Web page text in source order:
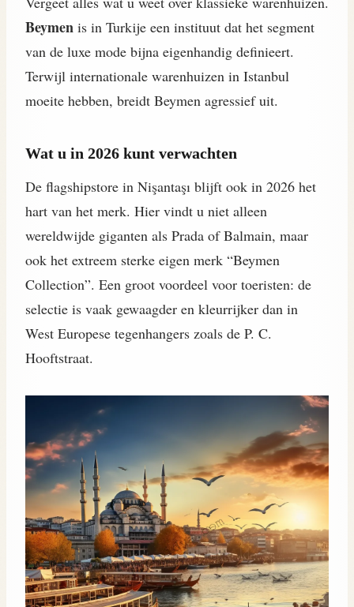
Beymen is in Turkije een instituut dat het segment
van de luxe mode bijna eigenhandig definieert.
Terwijl internationale warenhuizen in Istanbul
moeite hebben, breidt Beymen agressief uit.
Wat u in 2026 kunt verwachten
De flagshipstore in Nişantaşı blijft ook in 2026 het
hart van het merk. Hier vindt u niet alleen
wereldwijde giganten als Prada of Balmain, maar
ook het extreem sterke eigen merk “Beymen
Collection”. Een groot voordeel voor toeristen: de
selectie is vaak gewaagder en kleurrijker dan in
West Europese tegenhangers zoals de P. C.
Hooftstraat.